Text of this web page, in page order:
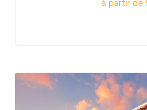
à partir de